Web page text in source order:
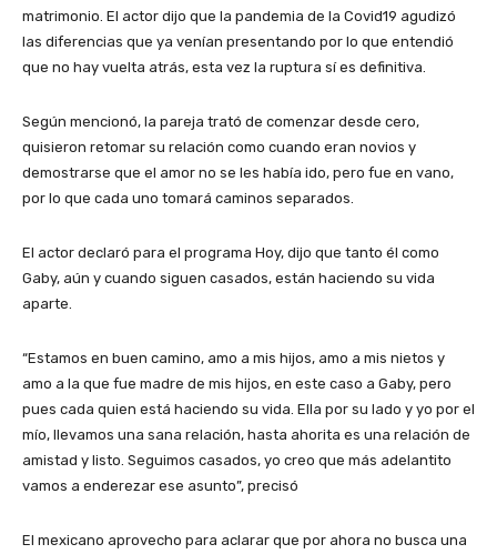
matrimonio. El actor dijo que la pandemia de la Covid19 agudizó
las diferencias que ya venían presentando por lo que entendió
que no hay vuelta atrás, esta vez la ruptura sí es definitiva.
Según mencionó, la pareja trató de comenzar desde cero,
quisieron retomar su relación como cuando eran novios y
demostrarse que el amor no se les había ido, pero fue en vano,
por lo que cada uno tomará caminos separados.
El actor declaró para el programa Hoy, dijo que tanto él como
Gaby, aún y cuando siguen casados, están haciendo su vida
aparte.
“Estamos en buen camino, amo a mis hijos, amo a mis nietos y
amo a la que fue madre de mis hijos, en este caso a Gaby, pero
pues cada quien está haciendo su vida. Ella por su lado y yo por el
mío, llevamos una sana relación, hasta ahorita es una relación de
amistad y listo. Seguimos casados, yo creo que más adelantito
vamos a enderezar ese asunto”, precisó
El mexicano aprovecho para aclarar que por ahora no busca una